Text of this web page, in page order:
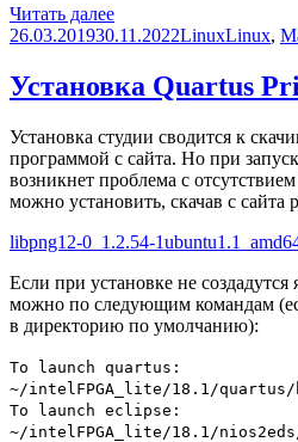
Читать далееЗаметки
по
Linux
Опубликовано
26.03.201930.11.2022Рубрики
LinuxМетки
Linux,
Установка Quartus
Установка студии сводится к
программой с сайта. Но при
возникнет проблема с
можно установить, скачав с сайта
libpng12-0_1.2.54-
Если при установке не создадутся
можно по следующим командам
в директорию по умолчанию):
To launch quartus:
~/intelFPGA_lite/18.1/
To launch eclipse:
~/intelFPGA_lite/18.1/